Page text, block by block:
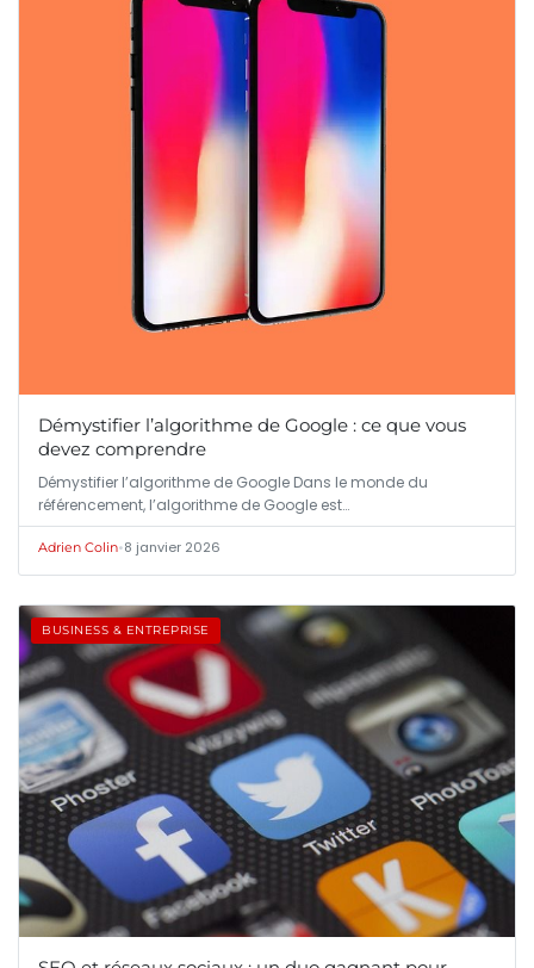
Démystifier l’algorithme de Google : ce que vous
devez comprendre
Démystifier l’algorithme de Google Dans le monde du
référencement, l’algorithme de Google est…
Adrien Colin•8 janvier 2026
BUSINESS & ENTREPRISE